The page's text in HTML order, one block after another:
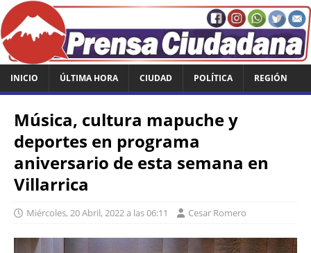
INICIO ÚLTIMA HORA CIUDAD POLÍTICA REGIÓN
Música, cultura mapuche y
deportes en programa
aniversario de esta semana en
Villarrica
Miércoles, 20 Abril, 2022 a las 06:11 Cesar Romero